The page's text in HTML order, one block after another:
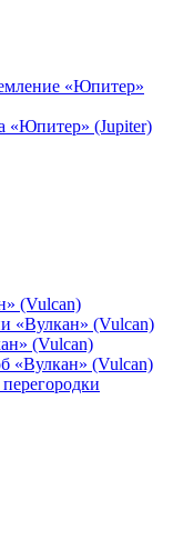
«Юпитер»
«Юпитер» (Jupiter)
(Vulcan)
«Вулкан» (Vulcan)
(Vulcan)
«Вулкан» (Vulcan)